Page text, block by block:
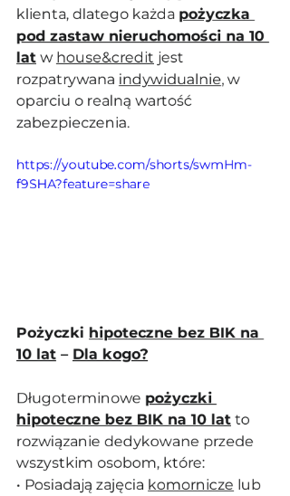
klienta, dlatego każda pożyczka
pod zastaw nieruchomości na 10
lat w house&credit jest
rozpatrywana indywidualnie, w
oparciu o realną wartość
zabezpieczenia.
https://youtube.com/shorts/swmHm-
f9SHA?feature=share
Pożyczki hipoteczne bez BIK na
10 lat – Dla kogo?
Długoterminowe pożyczki
hipoteczne bez BIK na 10 lat to
rozwiązanie dedykowane przede
wszystkim osobom, które:
• Posiadają zajęcia komornicze lub